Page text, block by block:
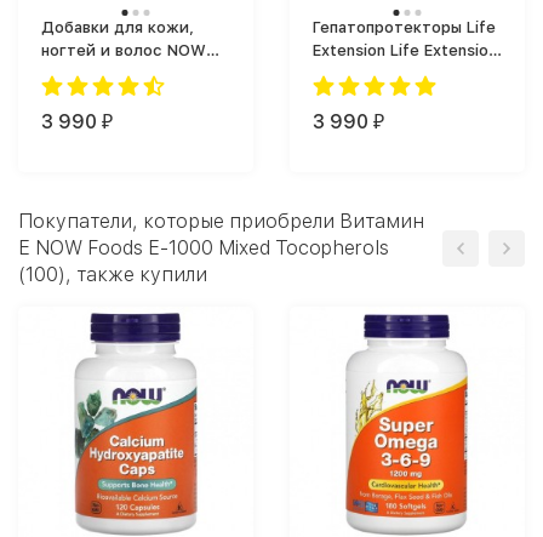
Добавки для кожи,
ногтей и волос NOW
Foods Collagen Peptides
Powder (227 мл)
3 990 ₽
Гепатопротекторы Life
Extension Life Extension
HepatoPro 900 mg 60
softgels (60 капс.)
3 990 ₽
Покупатели, которые приобрели Витамин
Е NOW Foods E-1000 Mixed Tocopherols
(100), также купили